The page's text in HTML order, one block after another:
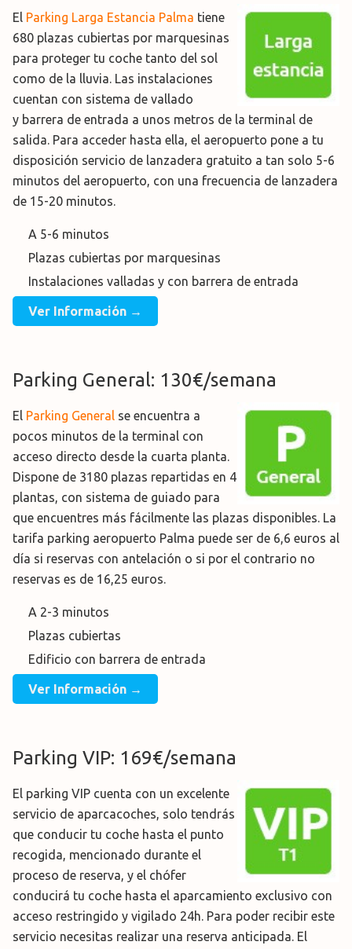
El Parking Larga Estancia Palma tiene
680 plazas cubiertas por marquesinas
para proteger tu coche tanto del sol
como de la lluvia. Las instalaciones
cuentan con sistema de vallado
y barrera de entrada a unos metros de la terminal de
salida. Para acceder hasta ella, el aeropuerto pone a tu
disposición servicio de lanzadera gratuito a tan solo 5-6
minutos del aeropuerto, con una frecuencia de lanzadera
de 15-20 minutos.
A 5-6 minutos
Plazas cubiertas por marquesinas
Instalaciones valladas y con barrera de entrada
Ver Información →
Parking General: 130€/semana
El Parking General se encuentra a
pocos minutos de la terminal con
acceso directo desde la cuarta planta.
Dispone de 3180 plazas repartidas en 4
plantas, con sistema de guiado para
que encuentres más fácilmente las plazas disponibles. La
tarifa parking aeropuerto Palma puede ser de 6,6 euros al
día si reservas con antelación o si por el contrario no
reservas es de 16,25 euros.
A 2-3 minutos
Plazas cubiertas
Edificio con barrera de entrada
Ver Información →
Parking VIP: 169€/semana
El parking VIP cuenta con un excelente
servicio de aparcacoches, solo tendrás
que conducir tu coche hasta el punto
recogida, mencionado durante el
proceso de reserva, y el chófer
conducirá tu coche hasta el aparcamiento exclusivo con
acceso restringido y vigilado 24h. Para poder recibir este
servicio necesitas realizar una reserva anticipada. El